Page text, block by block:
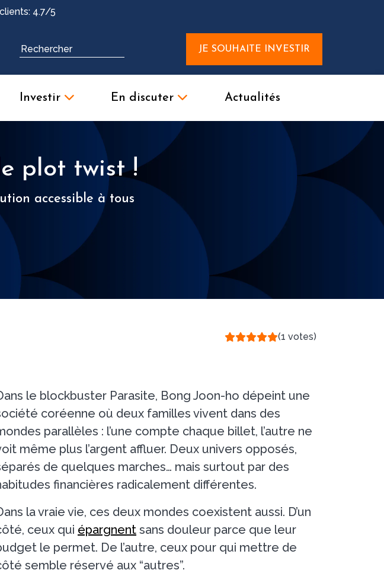
4.7/5
JE SOUHAITE INVESTIR
Investir En discuter Actualités
plot twist !
accessible à tous
(1 votes)
le blockbuster Parasite, Bong Joon-ho dépeint une
coréenne où deux familles vivent dans des
parallèles : l’une compte chaque billet, l’autre ne
même plus l’argent affluer. Deux univers opposés,
de quelques marches… mais surtout par des
financières radicalement différentes.
la vraie vie, ces deux mondes coexistent aussi. D’un
ceux qui épargnent sans douleur parce que leur
le permet. De l’autre, ceux pour qui mettre de
semble réservé aux “autres”.